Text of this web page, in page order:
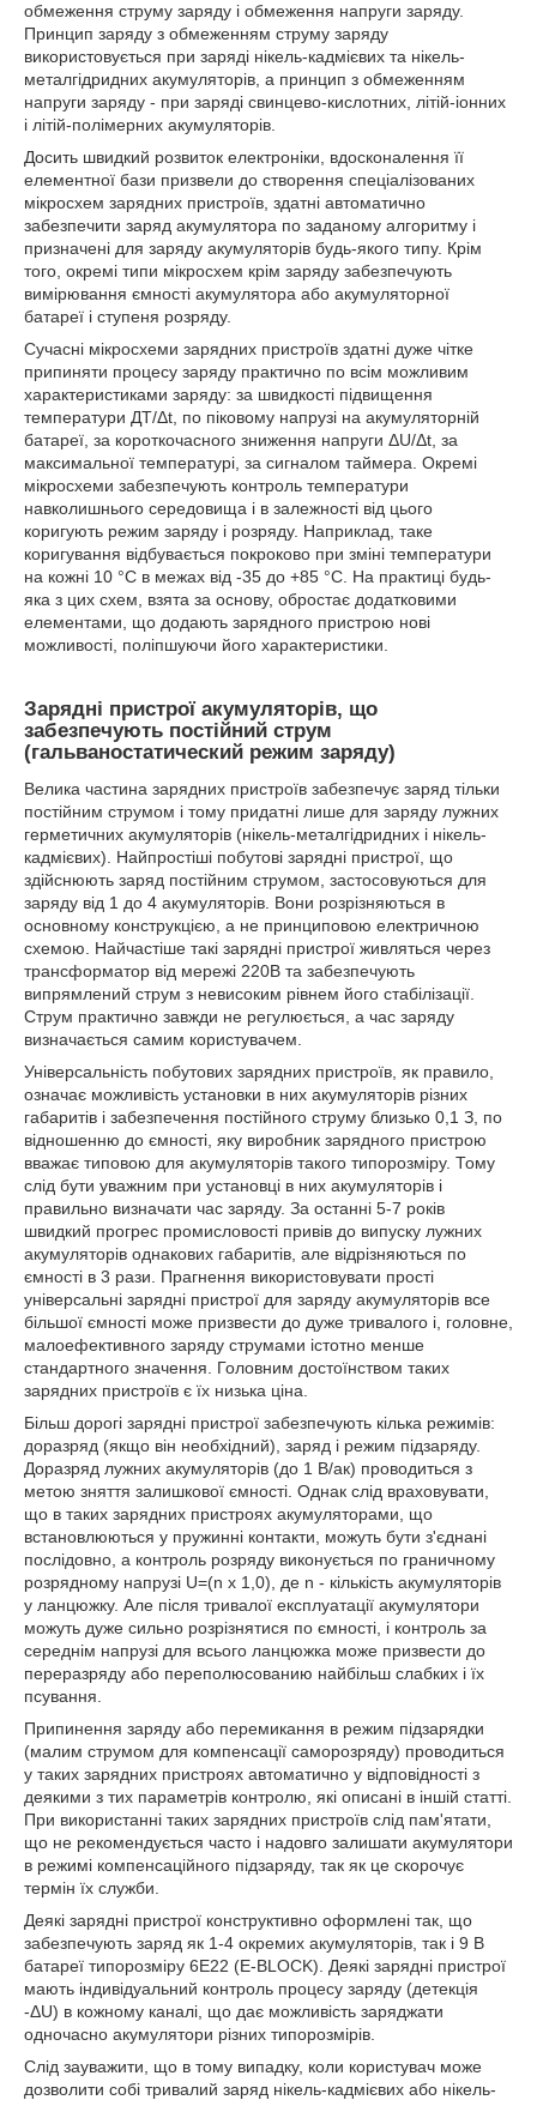
обмеження струму заряду і обмеження напруги заряду.
Принцип заряду з обмеженням струму заряду
використовується при заряді нікель-кадмієвих та нікель-
металгідридних акумуляторів, а принцип з обмеженням
напруги заряду - при заряді свинцево-кислотних, літій-іонних
і літій-полімерних акумуляторів.
Досить швидкий розвиток електроніки, вдосконалення її
елементної бази призвели до створення спеціалізованих
мікросхем зарядних пристроїв, здатні автоматично
забезпечити заряд акумулятора по заданому алгоритму і
призначені для заряду акумуляторів будь-якого типу. Крім
того, окремі типи мікросхем крім заряду забезпечують
вимірювання ємності акумулятора або акумуляторної
батареї і ступеня розряду.
Сучасні мікросхеми зарядних пристроїв здатні дуже чітке
припиняти процесу заряду практично по всім можливим
характеристиками заряду: за швидкості підвищення
температури ДТ/Δt, по піковому напрузі на акумуляторній
батареї, за короткочасного зниження напруги ΔU/Δt, за
максимальної температурі, за сигналом таймера. Окремі
мікросхеми забезпечують контроль температури
навколишнього середовища і в залежності від цього
коригують режим заряду і розряду. Наприклад, таке
коригування відбувається покроково при зміні температури
на кожні 10 °С в межах від -35 до +85 °С. На практиці будь-
яка з цих схем, взята за основу, обростає додатковими
елементами, що додають зарядного пристрою нові
можливості, поліпшуючи його характеристики.
Зарядні пристрої акумуляторів, що
забезпечують постійний струм
(гальваностатический режим заряду)
Велика частина зарядних пристроїв забезпечує заряд тільки
постійним струмом і тому придатні лише для заряду лужних
герметичних акумуляторів (нікель-металгідридних і нікель-
кадмієвих). Найпростіші побутові зарядні пристрої, що
здійснюють заряд постійним струмом, застосовуються для
заряду від 1 до 4 акумуляторів. Вони розрізняються в
основному конструкцією, а не принциповою електричною
схемою. Найчастіше такі зарядні пристрої живляться через
трансформатор від мережі 220В та забезпечують
випрямлений струм з невисоким рівнем його стабілізації.
Струм практично завжди не регулюється, а час заряду
визначається самим користувачем.
Універсальність побутових зарядних пристроїв, як правило,
означає можливість установки в них акумуляторів різних
габаритів і забезпечення постійного струму близько 0,1 З, по
відношенню до ємності, яку виробник зарядного пристрою
вважає типовою для акумуляторів такого типорозміру. Тому
слід бути уважним при установці в них акумуляторів і
правильно визначати час заряду. За останні 5-7 років
швидкий прогрес промисловості привів до випуску лужних
акумуляторів однакових габаритів, але відрізняються по
ємності в 3 рази. Прагнення використовувати прості
універсальні зарядні пристрої для заряду акумуляторів все
більшої ємності може призвести до дуже тривалого і, головне,
малоефективного заряду струмами істотно менше
стандартного значення. Головним достоїнством таких
зарядних пристроїв є їх низька ціна.
Більш дорогі зарядні пристрої забезпечують кілька режимів:
доразряд (якщо він необхідний), заряд і режим підзаряду.
Доразряд лужних акумуляторів (до 1 В/ак) проводиться з
метою зняття залишкової ємності. Однак слід враховувати,
що в таких зарядних пристроях акумуляторами, що
встановлюються у пружинні контакти, можуть бути з'єднані
послідовно, а контроль розряду виконується по граничному
розрядному напрузі U=(n х 1,0), де n - кількість акумуляторів
у ланцюжку. Але після тривалої експлуатації акумулятори
можуть дуже сильно розрізнятися по ємності, і контроль за
середнім напрузі для всього ланцюжка може призвести до
переразряду або переполюсованию найбільш слабких і їх
псування.
Припинення заряду або перемикання в режим підзарядки
(малим струмом для компенсації саморозряду) проводиться
у таких зарядних пристроях автоматично у відповідності з
деякими з тих параметрів контролю, які описані в іншій статті.
При використанні таких зарядних пристроїв слід пам'ятати,
що не рекомендується часто і надовго залишати акумулятори
в режимі компенсаційного підзаряду, так як це скорочує
термін їх служби.
Деякі зарядні пристрої конструктивно оформлені так, що
забезпечують заряд як 1-4 окремих акумуляторів, так і 9 В
батареї типорозміру 6E22 (E-BLOCK). Деякі зарядні пристрої
мають індивідуальний контроль процесу заряду (детекція
-ΔU) в кожному каналі, що дає можливість заряджати
одночасно акумулятори різних типорозмірів.
Слід зауважити, що в тому випадку, коли користувач може
дозволити собі тривалий заряд нікель-кадмієвих або нікель-